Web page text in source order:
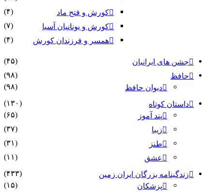
کورش و فتح ماد
(۴)
کورش و یونانیان آسیا
(۷)
همسر و فرزندان کورش
(۴)
جشن های ایرانیان
(۴۵)
حافظ
(۹۸)
دیوان حافظ
(۹۸)
داستان کوتاه
(۱۳۰)
پند آموز
(۶۵)
زیبا
(۳۷)
طنز
(۳۱)
عشق
(۱۱)
زندگینامه بزرگان ایران زمین
(۴۳۳)
پزشکان
(۱۵)